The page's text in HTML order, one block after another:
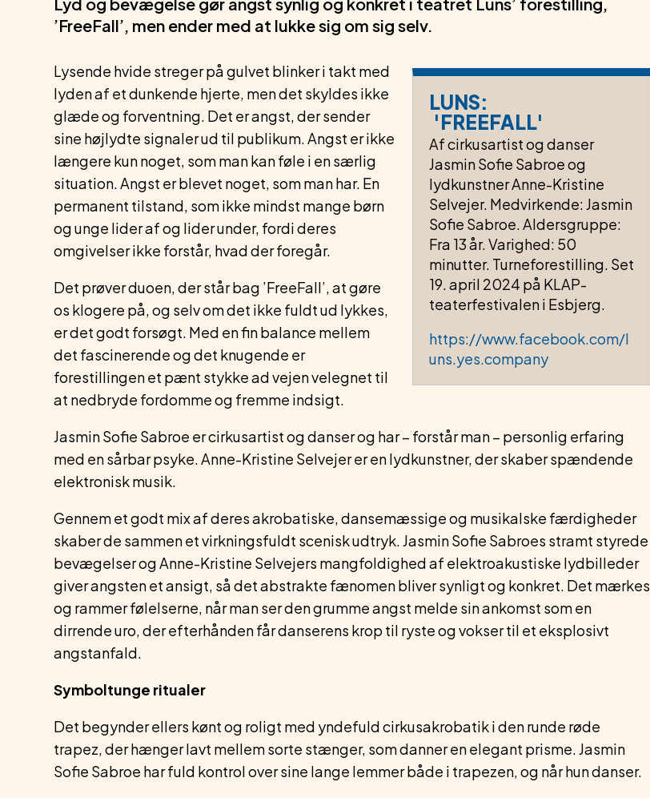
’FreeFall’, men ender med at lukke sig om sig selv.
LUNS:
'FREEFALL'
Af cirkusartist og danser
Jasmin Sofie Sabroe og
lydkunstner Anne-Kristine
Selvejer. Medvirkende: Jasmin
Sofie Sabroe. Aldersgruppe:
Fra 13 år. Varighed: 50
minutter. Turneforestilling. Set
19. april 2024 på KLAP-
teaterfestivalen i Esbjerg.
https://www.facebook.com/l
uns.yes.company
Lysende hvide streger på gulvet blinker i takt med
lyden af et dunkende hjerte, men det skyldes ikke
glæde og forventning. Det er angst, der sender
sine højlydte signaler ud til publikum. Angst er ikke
længere kun noget, som man kan føle i en særlig
situation. Angst er blevet noget, som man har. En
permanent tilstand, som ikke mindst mange børn
og unge lider af og lider under, fordi deres
omgivelser ikke forstår, hvad der foregår.
Det prøver duoen, der står bag ’FreeFall’, at gøre
os klogere på, og selv om det ikke fuldt ud lykkes,
er det godt forsøgt. Med en fin balance mellem
det fascinerende og det knugende er
forestillingen et pænt stykke ad vejen velegnet til
at nedbryde fordomme og fremme indsigt.
Jasmin Sofie Sabroe er cirkusartist og danser og har – forstår man – personlig erfaring
med en sårbar psyke. Anne-Kristine Selvejer er en lydkunstner, der skaber spændende
elektronisk musik.
Gennem et godt mix af deres akrobatiske, dansemæssige og musikalske færdigheder
skaber de sammen et virkningsfuldt scenisk udtryk. Jasmin Sofie Sabroes stramt styrede
bevægelser og Anne-Kristine Selvejers mangfoldighed af elektroakustiske lydbilleder
giver angsten et ansigt, så det abstrakte fænomen bliver synligt og konkret. Det mærkes
og rammer følelserne, når man ser den grumme angst melde sin ankomst som en
dirrende uro, der efterhånden får danserens krop til ryste og vokser til et eksplosivt
angstanfald.
Symboltunge ritualer
Det begynder ellers kønt og roligt med yndefuld cirkusakrobatik i den runde røde
trapez, der hænger lavt mellem sorte stænger, som danner en elegant prisme. Jasmin
Sofie Sabroe har fuld kontrol over sine lange lemmer både i trapezen, og når hun danser.